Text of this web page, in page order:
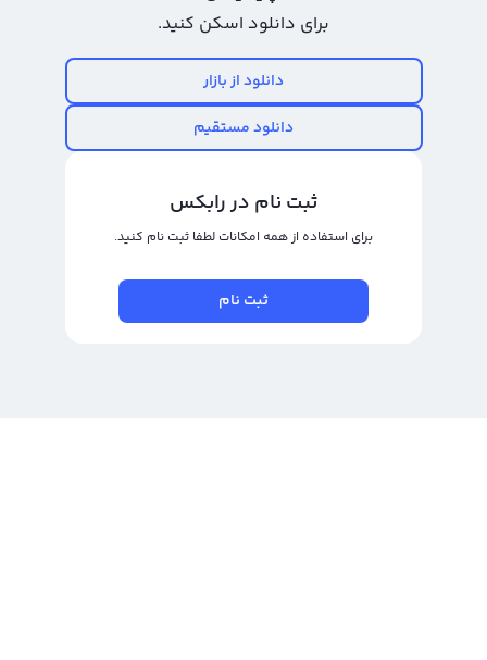
خرید پاور لجر با کمترین کارمزد
قطعا یکی از معیار های خرید پاورلجر پرداخت کمترین کارمزد می باشد ،رابکس یکی از
پلتفرم های خرید و فروش رمز ارز دیجیتال است که در آن کارمزد و هزینه عملیاتی در
دل قیمت هاست و شما کاربران محترم هزینه اضافی جدای قیمتی که به شما نمایش
داده شده پرداخت نمی کنید.همچنین شما می توانید قیمت رابکس را با قیمت
نیست ،رابکس با آسان کردن فرایند احراز هویت این امکان را فراهم آورده تا بتوانید
در سریع ترین زمان احراز هویت خود را با کارت های شناسایی (کارت
برای دانلود اسکن کنید.
دانلود از بازار
دانلود مستقیم
ثبت نام در رابکس
برای استفاده از همه امکانات لطفا ثبت نام کنید.
ثبت نام